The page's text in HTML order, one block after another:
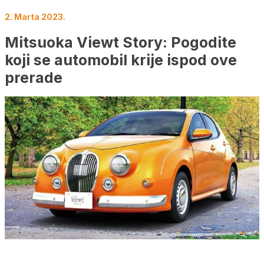
2. Marta 2023.
Mitsuoka Viewt Story: Pogodite
koji se automobil krije ispod ove
prerade